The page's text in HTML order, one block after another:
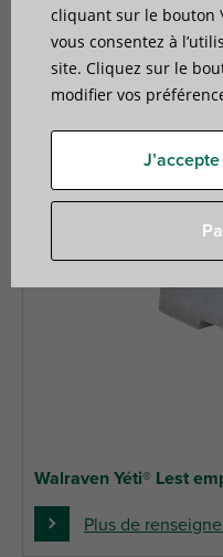
8 articles trouvés
Walraven Yéti® Lest
Plus de
cliquant sur le bouton
vous consentez à
site. Cliquez sur le
modifier vos